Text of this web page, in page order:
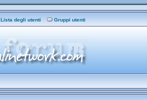
Lista degli utenti Gruppi utenti